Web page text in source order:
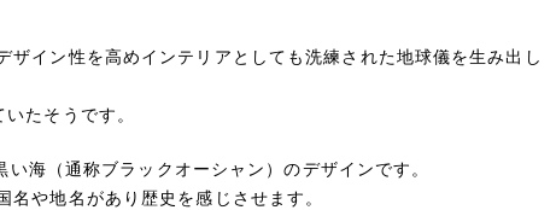
イン性を高めインテリアとしても洗練された地球儀を生み出し
たそうです。
海（通称ブラックオーシャン）のデザインです。
や地名があり歴史を感じさせます。